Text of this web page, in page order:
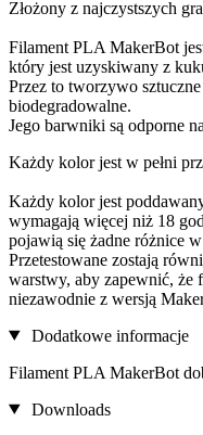
Złożony z najczystszych
Filament PLA MakerBot
który jest uzyskiwany z
Przez to tworzywo
biodegradowalne.
Jego barwniki są odporne
Każdy kolor jest w pełni
Każdy kolor jest
wymagają więcej niż 18
pojawią się żadne różnice
Przetestowane zostają
warstwy, aby zapewnić, że
niezawodnie z wersją
Dodatkowe informacje
Filament PLA MakerBot
Downloads